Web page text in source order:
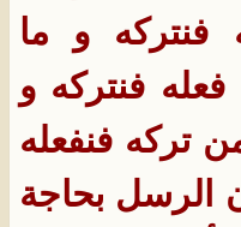
فنتركه و ما
فنتركه و
تركه فنفعله
الرسل بحاجة